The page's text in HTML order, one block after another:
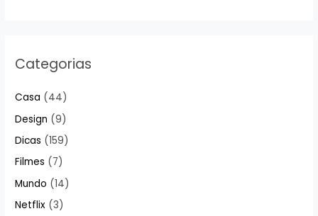
Categorias
Casa (44)
Design (9)
Dicas (159)
Filmes (7)
Mundo (14)
Netflix (3)